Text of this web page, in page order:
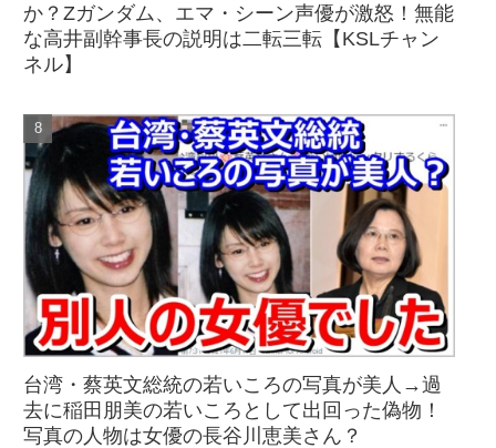
か？Zガンダム、エマ・シーン声優が激怒！無能
な高井副幹事長の説明は二転三転【KSLチャン
ネル】
台湾・蔡英文総統の若いころの写真が美人→過
去に稲田朋美の若いころとして出回った偽物！
写真の人物は女優の長谷川恵美さん？